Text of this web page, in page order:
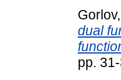
dual
pp.